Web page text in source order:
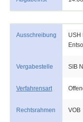
Ausschreibung
USH
Vergabestelle SIB
Verfahrensart
Rechtsrahmen VOB